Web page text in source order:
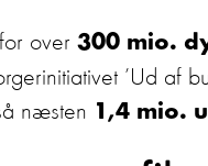
over 300 mio.
’Ud af
næsten 1,4 mio.